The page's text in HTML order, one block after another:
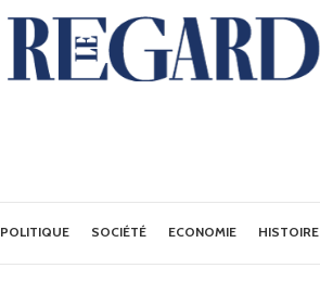
POLITIQUE SOCIÉTÉ ECONOMIE HISTOIRE